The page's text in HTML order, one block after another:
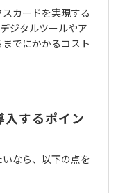
カードを実現する
ジタルツールやア
でにかかるコスト
入するポイン
なら、以下の点を